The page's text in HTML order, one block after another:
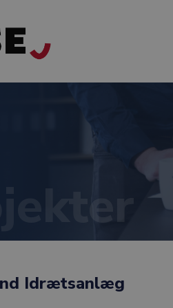
Idrætsanlæg